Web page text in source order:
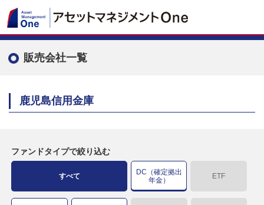
販売会社一覧
鹿児島信用金庫
ファンドタイプで絞り込む
すべて
DC（確定拠出
年金）
ETF